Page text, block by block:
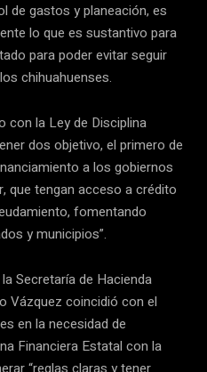
de gastos y planeación, es
lo que es sustantivo para
para poder evitar seguir
chihuahuenses.
con la Ley de Disciplina
dos objetivo, el primero de
a los gobiernos
que tengan acceso a crédito
fomentando
y municipios”.
Secretaría de Hacienda
Vázquez coincidió con el
en la necesidad de
Financiera Estatal con la